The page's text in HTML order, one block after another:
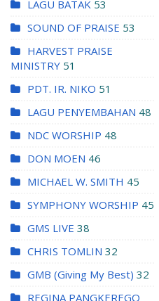
LAGU BATAK 53
SOUND OF PRAISE 53
HARVEST PRAISE
MINISTRY 51
PDT. IR. NIKO 51
LAGU PENYEMBAHAN 48
NDC WORSHIP 48
DON MOEN 46
MICHAEL W. SMITH 45
SYMPHONY WORSHIP 45
GMS LIVE 38
CHRIS TOMLIN 32
GMB (Giving My Best) 32
REGINA PANGKEREGO